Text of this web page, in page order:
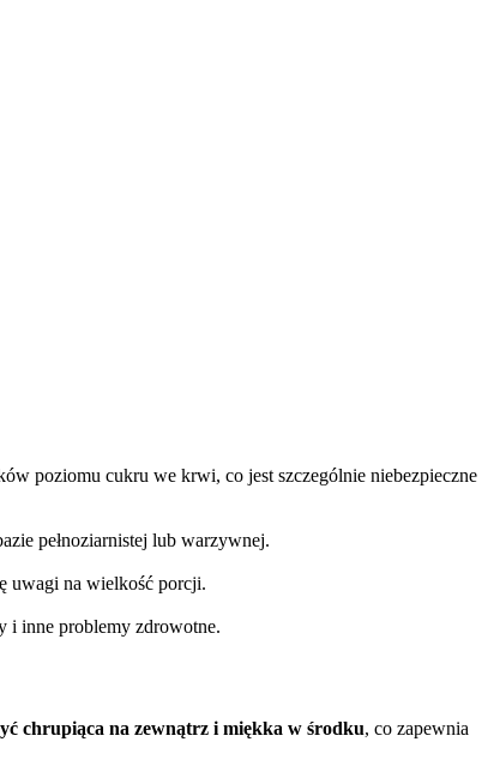
poziomu cukru we krwi, co jest szczególnie niebezpieczne
pełnoziarnistej lub warzywnej.
uwagi na wielkość porcji.
i inne problemy zdrowotne.
chrupiąca na zewnątrz i miękka w środku, co zapewnia